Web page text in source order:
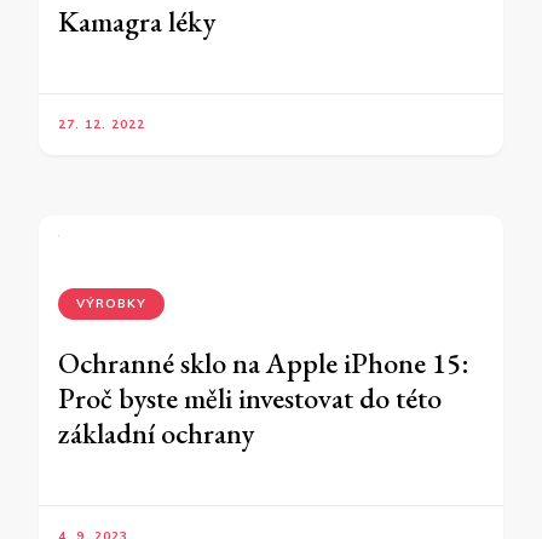
Kamagra léky
27. 12. 2022
VÝROBKY
Ochranné sklo na Apple iPhone 15:
Proč byste měli investovat do této
základní ochrany
4. 9. 2023